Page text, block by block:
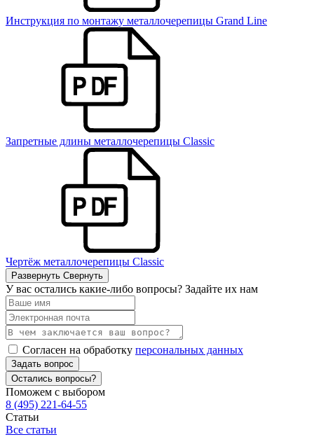
Инструкция по монтажу металлочерепицы Grand Line
Запретные длины металлочерепицы Classic
Чертёж металлочерепицы Classic
Развернуть Свернуть
У вас остались какие-либо вопросы? Задайте их нам
Согласен на обработку персональных данных
Задать вопрос
Остались вопросы?
Поможем с выбором
8 (495) 221-64-55
Статьи
Все статьи